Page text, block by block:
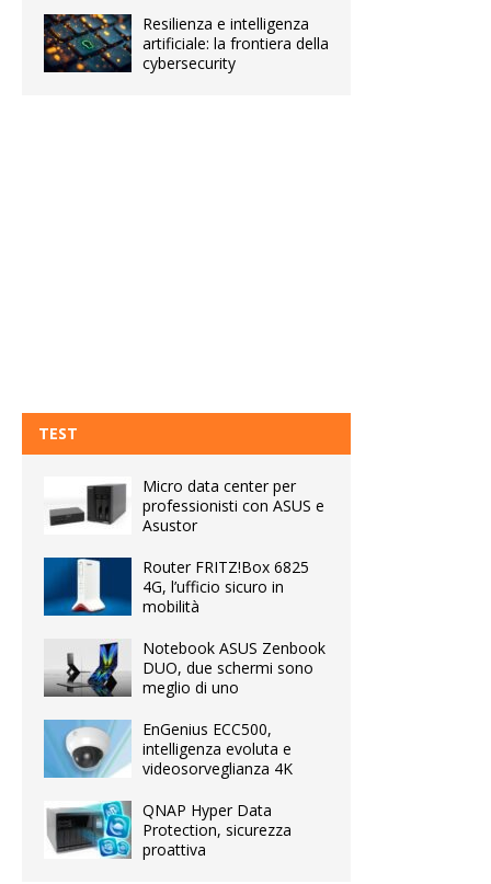
Resilienza e intelligenza
artificiale: la frontiera della
cybersecurity
TEST
Micro data center per
professionisti con ASUS e
Asustor
Router FRITZ!Box 6825
4G, l’ufficio sicuro in
mobilità
Notebook ASUS Zenbook
DUO, due schermi sono
meglio di uno
EnGenius ECC500,
intelligenza evoluta e
videosorveglianza 4K
QNAP Hyper Data
Protection, sicurezza
proattiva